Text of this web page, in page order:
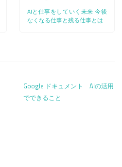
AIと仕事をしていく未来 今後
なくなる仕事と残る仕事とは
Google ドキュメント AIの活用
でできること